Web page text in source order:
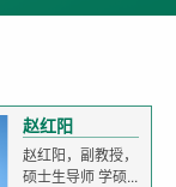
赵红阳
赵红阳，副教授，
硕士生导师 学硕...